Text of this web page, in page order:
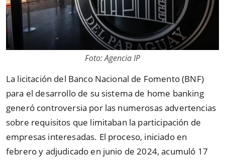
Foto: Agencia IP
La licitación del Banco Nacional de Fomento (BNF)
para el desarrollo de su sistema de home banking
generó controversia por las numerosas advertencias
sobre requisitos que limitaban la participación de
empresas interesadas. El proceso, iniciado en
febrero y adjudicado en junio de 2024, acumuló 17